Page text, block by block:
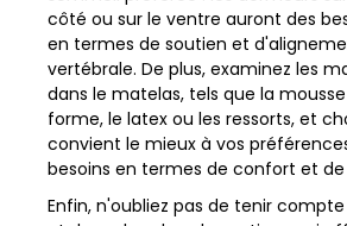
côté ou sur le ventre auront des
en termes de soutien et
vertébrale. De plus, examinez les
dans le matelas, tels que la
forme, le latex ou les ressorts, et
convient le mieux à vos
besoins en termes de confort et de
Enfin, n'oubliez pas de tenir